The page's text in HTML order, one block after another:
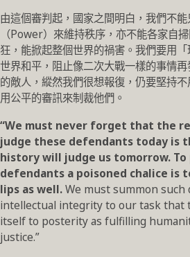
由這個審判起，國家之間明白，我們不能
（Power）來維持秩序，亦不能各家自
狂，能掀起整個世界的禍害。我們要用
世界和平，阻止像二次大戰一樣的事情
的敵人，縱然我們很想報復，仍要堅持
用公平的審訊來制裁他們。
“We must never forget that the
judge these defendants today is
history will judge us tomorrow. To
defendants a poisoned chalice is
lips as well.We must summon such
intellectual integrity to our task that
itself to posterity as fulfilling
justice.”